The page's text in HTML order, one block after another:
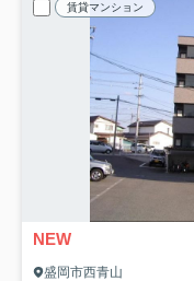
賃貸マンション
NEW
盛岡市西青山